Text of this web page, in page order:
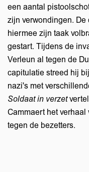
een aantal
zijn verwondingen.
hiermee zijn taak
gestart. Tijdens de
Verleun al tegen de
capitulatie streed hij
nazi's met
Soldaat in verzet
Cammaert het verhaal
tegen de bezetters.
Inzoomen